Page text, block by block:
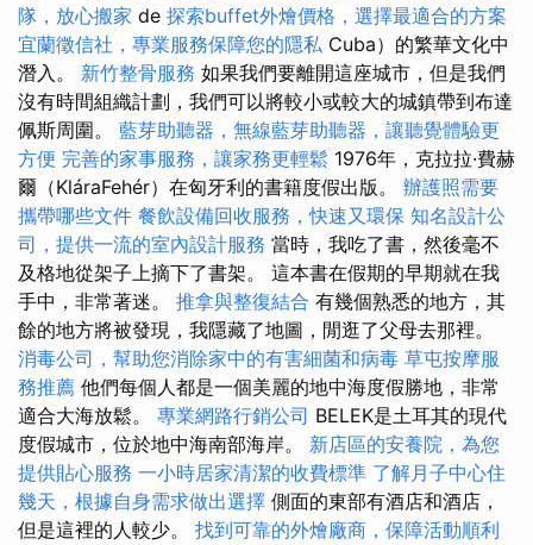
隊，放心搬家 de 探索buffet外燴價格，選擇最適合的方案
宜蘭徵信社，專業服務保障您的隱私 Cuba）的繁華文化中
潛入。 新竹整骨服務 如果我們要離開這座城市，但是我們
沒有時間組織計劃，我們可以將較小或較大的城鎮帶到布達
佩斯周圍。 藍芽助聽器，無線藍芽助聽器，讓聽覺體驗更
方便 完善的家事服務，讓家務更輕鬆 1976年，克拉拉·費赫
爾（KláraFehér）在匈牙利的書籍度假出版。 辦護照需要
攜帶哪些文件 餐飲設備回收服務，快速又環保 知名設計公
司，提供一流的室內設計服務 當時，我吃了書，然後毫不
及格地從架子上摘下了書架。 這本書在假期的早期就在我
手中，非常著迷。 推拿與整復結合 有幾個熟悉的地方，其
餘的地方將被發現，我隱藏了地圖，閒逛了父母去那裡。
消毒公司，幫助您消除家中的有害細菌和病毒 草屯按摩服
務推薦 他們每個人都是一個美麗的地中海度假勝地，非常
適合大海放鬆。 專業網路行銷公司 BELEK是土耳其的現代
度假城市，位於地中海南部海岸。 新店區的安養院，為您
提供貼心服務 一小時居家清潔的收費標準 了解月子中心住
幾天，根據自身需求做出選擇 側面的東部有酒店和酒店，
但是這裡的人較少。 找到可靠的外燴廠商，保障活動順利